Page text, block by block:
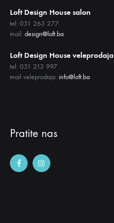
Loft Design House salon
tel: 051 263 277
mail: design@loft.ba
Loft Design House veleprodaja
tel: 051 213 997
mail veleprodaja: info@loft.ba
Pratite nas